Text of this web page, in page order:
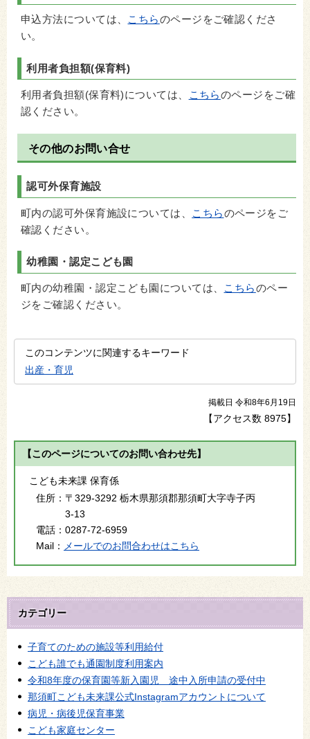
申込方法については、 こちらのページをご確認くださ
い。
利用者負担額(保育料)
利用者負担額(保育料)については、 こちらのページをご確
認ください。
その他のお問い合せ
認可外保育施設
町内の認可外保育施設については、 こちらのページをご
確認ください。
幼稚園・認定こども園
町内の幼稚園・認定こども園については、 こちらのペー
ジをご確認ください。
このコンテンツに関連するキーワード
出産・育児
掲載日 令和8年6月19日
【アクセス数 8975】
【このページについてのお問い合わせ先】
こども未来課 保育係
住所： 〒329-3292 栃木県那須郡那須町大字寺子丙
3-13
電話： 0287-72-6959
Mail： メールでのお問合わせはこちら
カテゴリー
子育てのための施設等利用給付
こども誰でも通園制度利用案内
令和8年度の保育園等新入園児 途中入所申請の受付中
那須町こども未来課公式Instagramアカウントについて
病児・病後児保育事業
こども家庭センター